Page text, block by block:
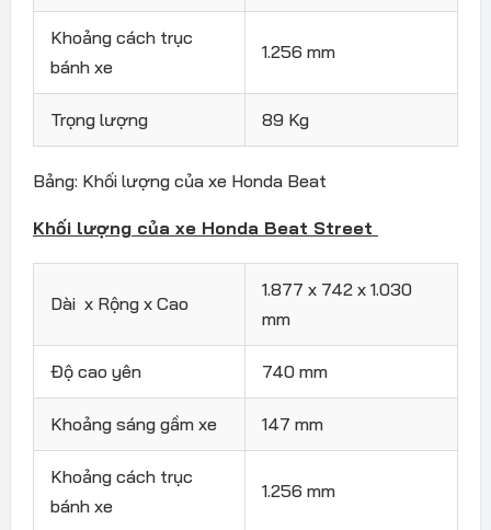
Khoảng cách trục
bánh xe
1.256 mm
Trọng lượng 89 Kg
Bảng: Khối lượng của xe Honda Beat
Khối lượng của xe Honda Beat Street
Dài x Rộng x Cao
1.877 x 742 x 1.030
mm
Độ cao yên 740 mm
Khoảng sáng gầm xe 147 mm
Khoảng cách trục
bánh xe
1.256 mm